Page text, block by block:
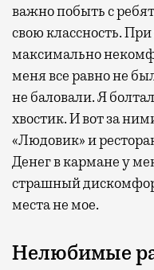
важно побыть с
свою классность.
максимально
меня все равно не
не баловали. Я
хвостик. И вот за
«Людовик» и
Денег в кармане у
страшный
места не мое.
Нелюбимые